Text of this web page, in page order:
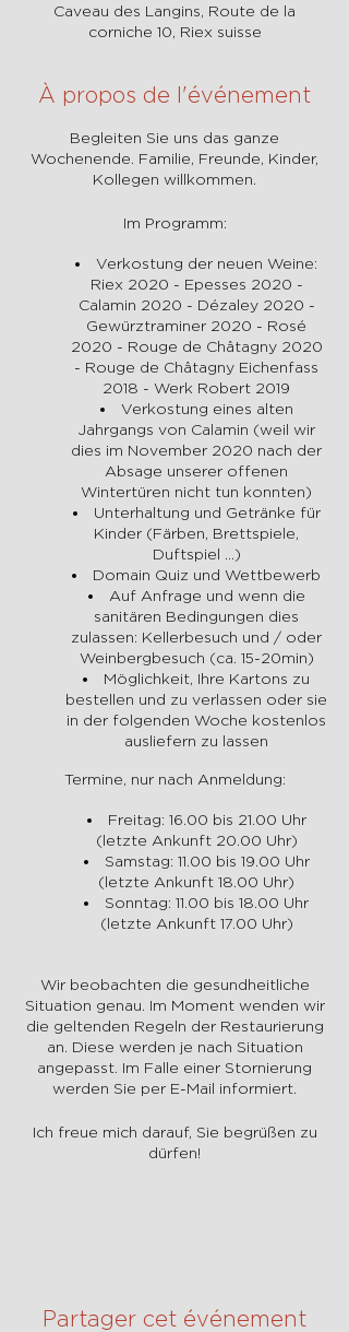
Caveau des Langins, Route de la
corniche 10, Riex suisse
À propos de l'événement
Begleiten Sie uns das ganze
Wochenende. Familie, Freunde, Kinder,
Kollegen willkommen.
Im Programm:
Verkostung der neuen Weine:
Riex 2020 - Epesses 2020 -
Calamin 2020 - Dézaley 2020 -
Gewürztraminer 2020 - Rosé
2020 - Rouge de Châtagny 2020
- Rouge de Châtagny Eichenfass
2018 - Werk Robert 2019
Verkostung eines alten
Jahrgangs von Calamin (weil wir
dies im November 2020 nach der
Absage unserer offenen
Wintertüren nicht tun konnten)
Unterhaltung und Getränke für
Kinder (Färben, Brettspiele,
Duftspiel ...)
Domain Quiz und Wettbewerb
Auf Anfrage und wenn die
sanitären Bedingungen dies
zulassen: Kellerbesuch und / oder
Weinbergbesuch (ca. 15-20min)
Möglichkeit, Ihre Kartons zu
bestellen und zu verlassen oder sie
in der folgenden Woche kostenlos
ausliefern zu lassen
Termine, nur nach Anmeldung:
Freitag: 16.00 bis 21.00 Uhr
(letzte Ankunft 20.00 Uhr)
Samstag: 11.00 bis 19.00 Uhr
(letzte Ankunft 18.00 Uhr)
Sonntag: 11.00 bis 18.00 Uhr
(letzte Ankunft 17.00 Uhr)
Wir beobachten die gesundheitliche
Situation genau. Im Moment wenden wir
die geltenden Regeln der Restaurierung
an. Diese werden je nach Situation
angepasst. Im Falle einer Stornierung
werden Sie per E-Mail informiert.
Ich freue mich darauf, Sie begrüßen zu
dürfen!
Partager cet événement